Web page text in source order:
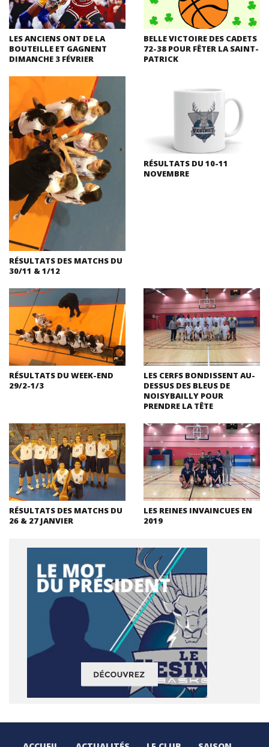
LES ANCIENS ONT DE LA
BOUTEILLE ET GAGNENT
DIMANCHE 3 FÉVRIER
BELLE VICTOIRE DES CADETS
72-38 POUR FÊTER LA SAINT-
PATRICK
RÉSULTATS DES MATCHS DU
30/11 & 1/12
RÉSULTATS DU 10-11
NOVEMBRE
RÉSULTATS DU WEEK-END
29/2-1/3
LES CERFS BONDISSENT AU-
DESSUS DES BLEUS DE
NOISYBAILLY POUR
PRENDRE LA TÊTE
RÉSULTATS DES MATCHS DU
26 & 27 JANVIER
LES REINES INVAINCUES EN
2019